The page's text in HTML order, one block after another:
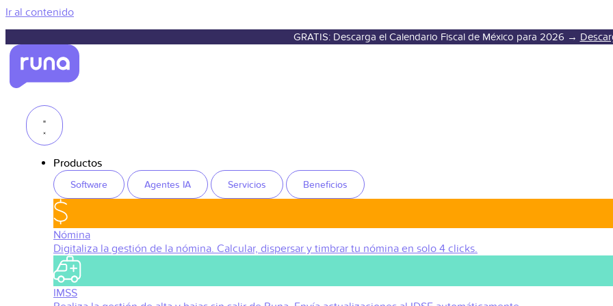
Ir al contenido
GRATIS: Descarga el Calendario Fiscal de México para 2026 →
Productos
Software Agentes IA Servicios Beneficios
Nómina
Digitaliza la gestión de la nómina. Calcular, dispersar y timbrar tu nómina en solo 4 clicks.
IMSS